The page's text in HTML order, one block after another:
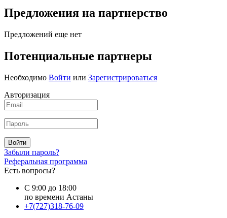
Предложения на партнерство
Предложений еще нет
Потенциальные партнеры
Необходимо Войти или Зарегистрироваться
Авторизация
Войти
Забыли пароль?
Реферальная программа
Есть вопросы?
С 9:00 до 18:00
по времени Астаны
+7(727)318-76-09